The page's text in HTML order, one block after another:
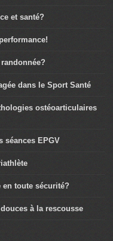
et santé?
dans le Sport Santé
ostéoarticulaires
séances EPGV
en toute sécurité?
à la rescousse